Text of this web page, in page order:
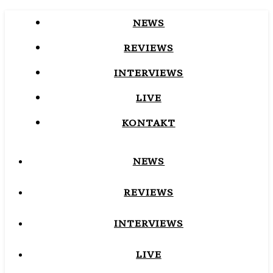
NEWS
REVIEWS
INTERVIEWS
LIVE
KONTAKT
NEWS
REVIEWS
INTERVIEWS
LIVE